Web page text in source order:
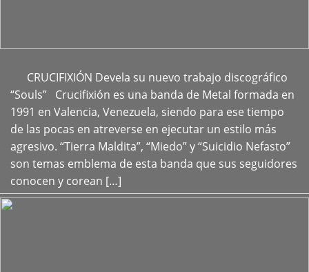
CRUCIFIXIÓN Devela su nuevo trabajo discográfico
“Souls” Crucifixión es una banda de Metal formada en
1991 en Valencia, Venezuela, siendo para ese tiempo
de las pocas en atreverse en ejecutar un estilo más
agresivo. “Tierra Maldita”, “Miedo” y “Suicidio Nefasto”
son temas emblema de esta banda que sus seguidores
conocen y corean […]
+